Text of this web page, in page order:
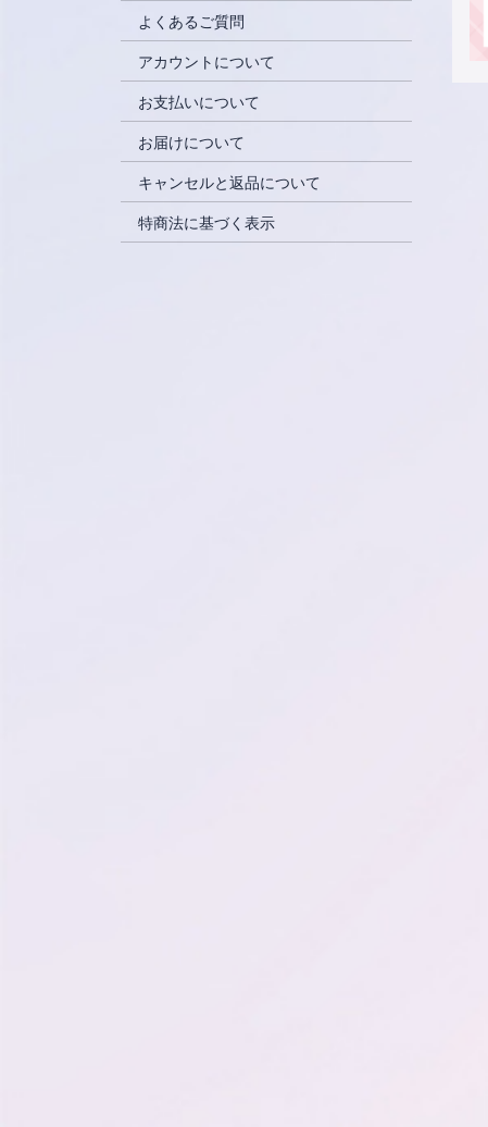
よくあるご質問
アカウントについて
お支払いについて
お届けについて
キャンセルと返品について
特商法に基づく表示